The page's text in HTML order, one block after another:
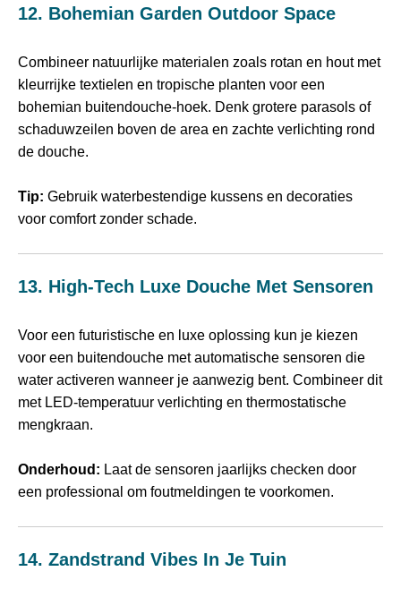
12. Bohemian Garden Outdoor Space
Combineer natuurlijke materialen zoals rotan en hout met
kleurrijke textielen en tropische planten voor een
bohemian buitendouche‑hoek. Denk grotere parasols of
schaduwzeilen boven de area en zachte verlichting rond
de douche.
Tip: Gebruik waterbestendige kussens en decoraties
voor comfort zonder schade.
13. High‑tech Luxe Douche Met Sensoren
Voor een futuristische en luxe oplossing kun je kiezen
voor een buitendouche met automatische sensoren die
water activeren wanneer je aanwezig bent. Combineer dit
met LED‑temperatuur verlichting en thermostatische
mengkraan.
Onderhoud: Laat de sensoren jaarlijks checken door
een professional om foutmeldingen te voorkomen.
14. Zandstrand Vibes In Je Tuin